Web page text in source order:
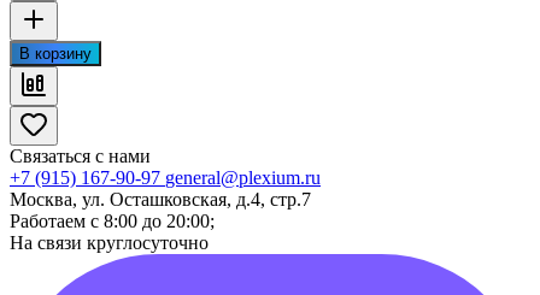
В корзину
Связаться с нами
+7 (915) 167-90-97 general@plexium.ru
Москва, ул. Осташковская, д.4, стр.7
Работаем с 8:00 до 20:00;
На связи круглосуточно